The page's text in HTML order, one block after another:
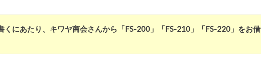
くにあたり、キワヤ商会さんから「FS-200」「FS-210」「FS-220」をお借